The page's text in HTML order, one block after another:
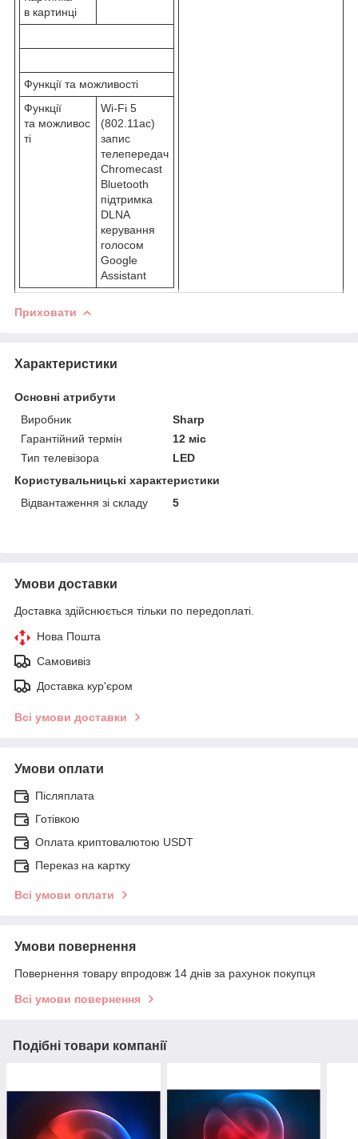
в картинці
Функції та можливості
Функції
та можливос
ті
Wi-Fi 5
(802.11ac)
запис
телепередач
Chromecast
Bluetooth
підтримка
DLNA
керування
голосом
Google
Assistant
Приховати
Характеристики
Основні атрибути
Виробник
Sharp
Гарантійний термін
12 міс
Тип телевізора
LED
Користувальницькі характеристики
Відвантаження зі складу
5
Умови доставки
Доставка здійснюється тільки по передоплаті.
Нова Пошта
Самовивіз
Доставка кур'єром
Всі умови доставки
Умови оплати
Післяплата
Готівкою
Оплата криптовалютою USDT
Переказ на картку
Всі умови оплати
Умови повернення
Повернення товару впродовж 14 днів за рахунок покупця
Всі умови повернення
Подібні товари компанії